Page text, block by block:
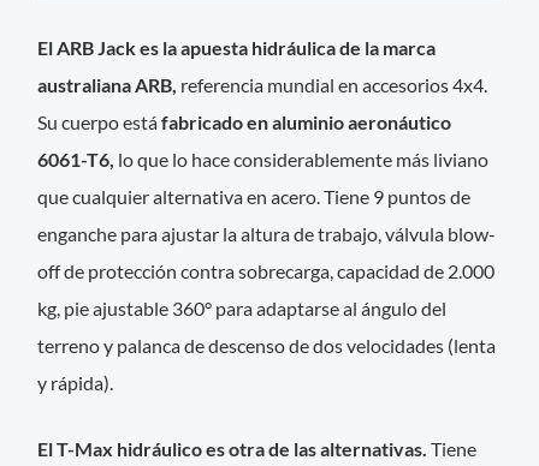
El ARB Jack es la apuesta hidráulica de la marca
australiana ARB, referencia mundial en accesorios 4x4.
Su cuerpo estáfabricado en aluminio aeronáutico
6061-T6, lo que lo hace considerablemente más liviano
que cualquier alternativa en acero. Tiene 9 puntos de
enganche para ajustar la altura de trabajo, válvula blow-
off de protección contra sobrecarga, capacidad de 2.000
kg, pie ajustable 360° para adaptarse al ángulo del
terreno y palanca de descenso de dos velocidades (lenta
y rápida).
El T-Max hidráulico es otra de las alternativas. Tiene